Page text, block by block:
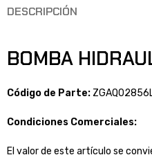
DESCRIPCIÓN
BOMBA
Código de Parte:
Condiciones Comerciales:
El valor de este artículo se